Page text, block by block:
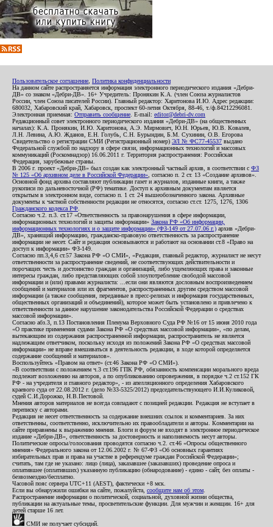
Пользовательское соглашение Политика конфиденциальности
На данном сайте распространяется информация электронного периодического издания «Дебри-
ДВ» со знаком «Дебри-ДВ». 16+ Учредитель: Пронякин К.А. (член Союза журналистов
России, член Союза писателей России). Главный редактор: Харитонова И.Ю. Адрес редакции:
680032, Хабаровский край, Хабаровск, проспект 60-летия Октября, 88-46, т./ф.84212296081.
Электронная приемная: Отправить сообщение . E-mail: editor@debri-dv.com
Редакционный совет электронного периодического издания «Дебри-ДВ» (на общественных
началах): К.А. Пронякин, И.Ю. Харитонова, А.Э. Мирмович, Ю.Н. Юрьев, Ю.В. Ковалев,
Л.Н. Левина, А.Ю. Жданов, Е.Н. Голубь, С.Н. Бурындин, Б.М. Сухинин, О.В. Егорова
Свидетельство о регистрации СМИ (Регистрационный номер) ЭЛ № ФС77-45537 выдано
Федеральной службой по надзору в сфере связи, информационных технологий и массовых
коммуникаций (Роскомнадзор) 16.06.2011 г. Территория распространения: Российская
Федерация, зарубежные страны.
В 2006 г. проект «Дебри-ДВ» был создан как электронный частный архив, в соответствии с ФЗ
№ 125 «Об архивном деле в Российской Федерации» , согласно п. 2 ст. 13 «Создание архивов».
Основной фонд архива составляют публикации газет и журналов, изданные книги, а также
рукописи по дальневосточной (РФ) тематике. Доступ к архивным документам является
открытым в электронном виде, согласно п. 1 ст. 24 вышеобозначенного закона. Архивные
документы к частной собственности редакции не относятся, согласно ст.ст. 1275, 1276, 1306
Гражданского кодекса РФ
Согласно ч.2. п.3. ст.17 «Ответственность за правонарушения в сфере информации,
информационных технологий и защиты информации» Закона РФ «Об информации,
информационных технологиях и о защите информации» (ФЗ-149 от 27.07.06 г.) архив «Дебри-
ДВ», хранящий информацию, гражданско-правовую ответственность за распространение
информации не несет. Сайт и редакция основываются и работают на основании ст.8 «Право на
доступ к информации» ФЗ-149.
Согласно пп.3,4,6 ст.57 Закона РФ «О СМИ», «Редакция, главный редактор, журналист не несут
ответственности за распространение сведений, не соответствующих действительности и
порочащих честь и достоинство граждан и организаций, либо ущемляющих права и законные
интересы граждан, либо представляющих собой злоупотребление свободой массовой
информации и (или) правами журналиста: ...если они являются дословным воспроизведением
сообщений и материалов или их фрагментов, распространенных другим средством массовой
информации (а также сообщения, переданные в пресс-релизах и информация государственных,
общественных организаций и объединений), которое может быть установлено и привлечено к
ответственности за данное нарушение законодательства Российской Федерации о средствах
массовой информации».
Согласно абз.3, п.13 Постановления Пленума Верховного Суда РФ №16 от 15 июня 2010 года
«О практике применения судами Закона РФ «О средствах массовой информации», «по делам,
вытекающим из содержания распространенной информации, распространитель не является
надлежащим ответчиком, поскольку исходя из положений Закона РФ «О средствах массовой
информации» не вправе вмешиваться в деятельность редакции, в ходе которой определяется
содержание сообщений и материалов».
Воспользуйтесь «Правом на ответ» (ст.46 Закона РФ «О СМИ»).
«В соответствии с положением ч.3 ст.196 ГПК РФ, обязанность компенсации морального вреда
подлежит возложению на авторов, а по опубликованию опровержения, в порядке ч.2 ст.152 ГК
РФ - на учредителя и главного редактор», - из апелляционного определения Хабаровского
краевого суда от 22.08.2012 г. (дело №33-5325/2012) председательствующего И.И.Куликовой,
судей С.И.Дорожко, Н.В.Пестовой.
Мнения авторов материалов не всегда совпадают с позицией редакции. Редакция не вступает в
переписку с авторами.
Редакция не несет ответственность за содержание внешних ссылок и комментариев. За них
ответственны, соответственно, исключительно их правообладатели и авторы. Комментарии на
сайте приравнены к выражению мнения. Блоги и форум не входят в электронное периодическое
издание «Дебри-ДВ», ответственность за достоверность и наполняемость несут авторы.
Политические опросы/голосования проводятся согласно ч.2. ст.46 «Опросы общественного
мнения» Федерального закона от 12.06.2002 г. № 67-ФЗ «Об основных гарантиях
избирательных прав и права на участие в референдуме граждан Российской Федерации»;
считать, там где не указано: лицо (лица), заказавшее (заказавших) проведение опроса и
оплатившее (оплативших) указанную публикацию (обнародование) - едино - сайт, без оплаты -
безвозмездно/бесплатно.
Часовой пояс сервера UTC+11 (AEST), фактически +8 мск.
Если вы обнаружили ошибки на сайте, пожалуйста, сообщите нам об этом
Распространение информации о политической, социальной, духовной жизни общества,
публикации на актуальные темы, просветительские функции. Для мужчин и женщин. 16+ для
детей старше 16 лет.
СМИ не получает субсидий.